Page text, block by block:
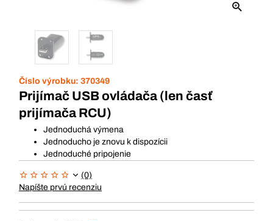
Číslo výrobku: 370349
Prijímač USB ovládača (len časť
prijímača RCU)
Jednoduchá výmena
Jednoducho je znovu k dispozícii
Jednoduché pripojenie
(0)
Napíšte prvú recenziu